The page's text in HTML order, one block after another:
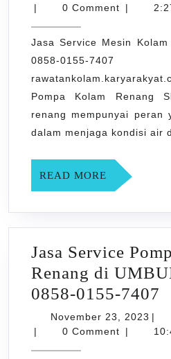
Mesin
Renang
di
0858-
0155-
7407
26,
karyarawatankolam
| 0 Comment |
Jasa Service Mesin
0858-
Pompa Kolam Renang
renang mempunyai peran
dalam menjaga kondisi air
READ MORE READ
MORE
Jasa Service
Renang di
0858-0155-7407
November 23, 2023
23,
|
karyarawatankolam
| 0 Comment |